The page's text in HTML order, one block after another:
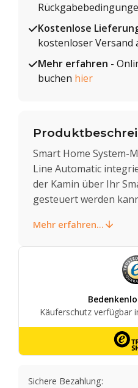
Kostenlose
kostenloser Versand
Mehr erfahren -
buchen hier
Smart Home System-
Line Automatic
der Kamin über Ihr
gesteuert werden
Mehr erfahren...
Sichere Bezahlung: